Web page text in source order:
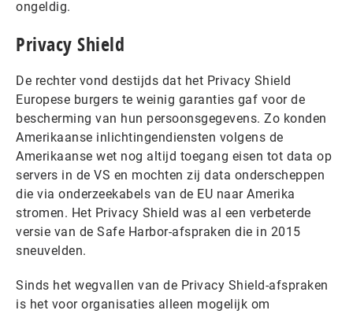
ongeldig.
Privacy Shield
De rechter vond destijds dat het Privacy Shield
Europese burgers te weinig garanties gaf voor de
bescherming van hun persoonsgegevens. Zo konden
Amerikaanse inlichtingendiensten volgens de
Amerikaanse wet nog altijd toegang eisen tot data op
servers in de VS en mochten zij data onderscheppen
die via onderzeekabels van de EU naar Amerika
stromen. Het Privacy Shield was al een verbeterde
versie van de Safe Harbor-afspraken die in 2015
sneuvelden.
Sinds het wegvallen van de Privacy Shield-afspraken
is het voor organisaties alleen mogelijk om